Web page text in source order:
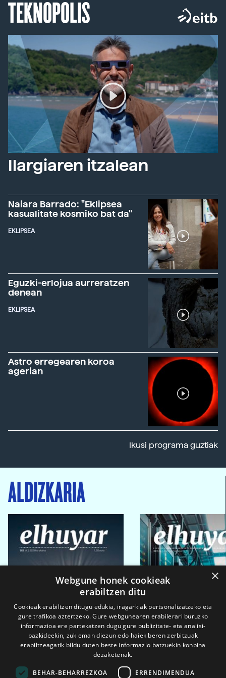
TEKNOPOLIS
Ilargiaren itzalean
Naiara Barrado: "Eklipsea
kasualitate kosmiko bat da"
EKLIPSEA
Eguzki-erlojua aurreratzen
denean
EKLIPSEA
Astro erregearen koroa
agerian
Ikusi programa guztiak
ALDIZKARIA
×
Webgune honek cookieak
erabiltzen ditu
Cookieak erabiltzen ditugu edukia, iragarkiak pertsonalizatzeko eta
gure trafikoa aztertzeko. Gure webgunearen erabilerari buruzko
informazioa ere partekatzen dugu gure publizitate- eta analisi-
bazkideekin, zuk eman diezun edo haiek beren zerbitzuak
erabiltzeagatik bildu duten beste informazio batzuekin konbina
dezaketenak.
BEHAR-BEHARREZKOA ERRENDIMENDUA